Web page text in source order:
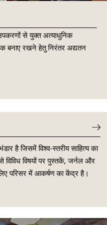
से युक्त अत्याधुनिक
बनाए रखने हेतु निरंतर अद्यतन
है जिसमें विश्व-स्तरीय साहित्य का
विषयों पर पुस्तकें, जर्नल और
परिसर में आकर्षण का केंद्र है।